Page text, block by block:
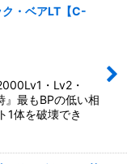
・ベアLT【C-
・Lv2・
』最もBPの低い相
1体を破壊でき